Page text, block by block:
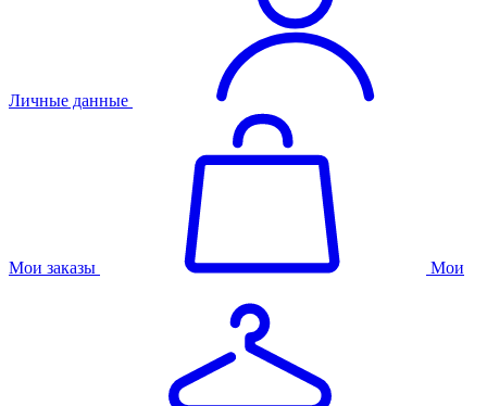
Личные данные
Мои заказы Мои